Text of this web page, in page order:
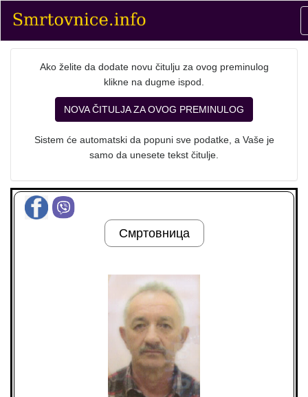
Ako želite da dodate novu čitulju za ovog preminulog
klikne na dugme ispod.
NOVA ČITULJA ZA OVOG PREMINULOG
Sistem će automatski da popuni sve podatke, a Vaše je
samo da unesete tekst čitulje.
Смртовница